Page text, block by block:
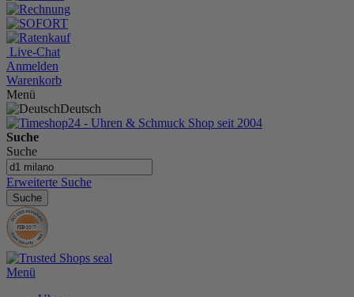
Live-Chat
Anmelden
Warenkorb
Menü
Deutsch
Suche
Suche
Erweiterte Suche
Suche
Menü